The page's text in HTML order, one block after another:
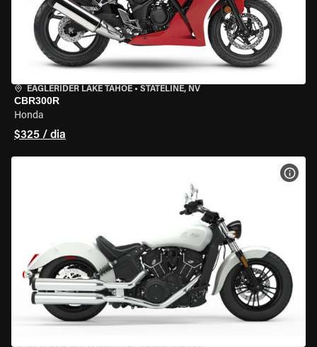
EAGLERIDER LAKE TAHOE • STATELINE, NV
CBR300R
Honda
$325 / dia
VER